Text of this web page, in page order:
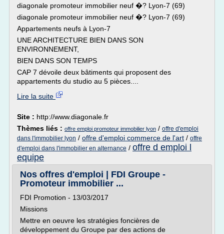
diagonale promoteur immobilier neuf �? Lyon-7 (69)
diagonale promoteur immobilier neuf �? Lyon-7 (69)
Appartements neufs à Lyon-7
UNE ARCHITECTURE BIEN DANS SON
ENVIRONNEMENT,
BIEN DANS SON TEMPS
CAP 7 dévoile deux bâtiments qui proposent des
appartements du studio au 5 pièces....
Lire la suite
Site : http://www.diagonale.fr
Thèmes liés : offre emploi promoteur immobilier lyon / offre d'emploi
dans l'immobilier lyon / offre d'emploi commerce de l'art / offre
d'emploi dans l'immobilier en alternance / offre d emploi l
equipe
Nos offres d'emploi | FDI Groupe -
Promoteur immobilier ...
FDI Promotion - 13/03/2017
Missions
Mettre en oeuvre les stratégies foncières de
développement du Groupe par des actions de